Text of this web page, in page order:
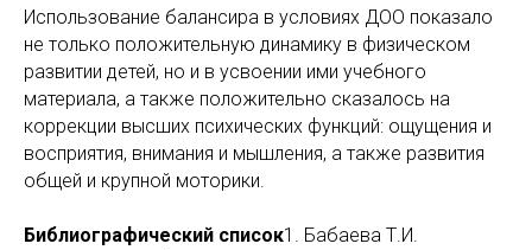
Использование балансира в условиях ДОО показало
не только положительную динамику в физическом
развитии детей, но и в усвоении ими учебного
материала, а также положительно сказалось на
коррекции высших психических функций: ощущения и
восприятия, внимания и мышления, а также развития
общей и крупной моторики.
Библиографический список1. Бабаева Т.И.